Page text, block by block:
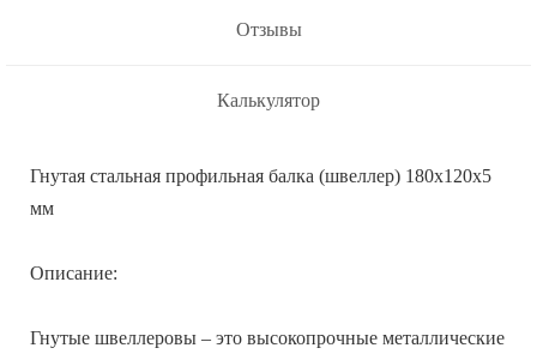
Отзывы
Калькулятор
Гнутая стальная профильная балка (швеллер) 180x120x5
мм
Описание:
Гнутые швеллеровы – это высокопрочные металлические